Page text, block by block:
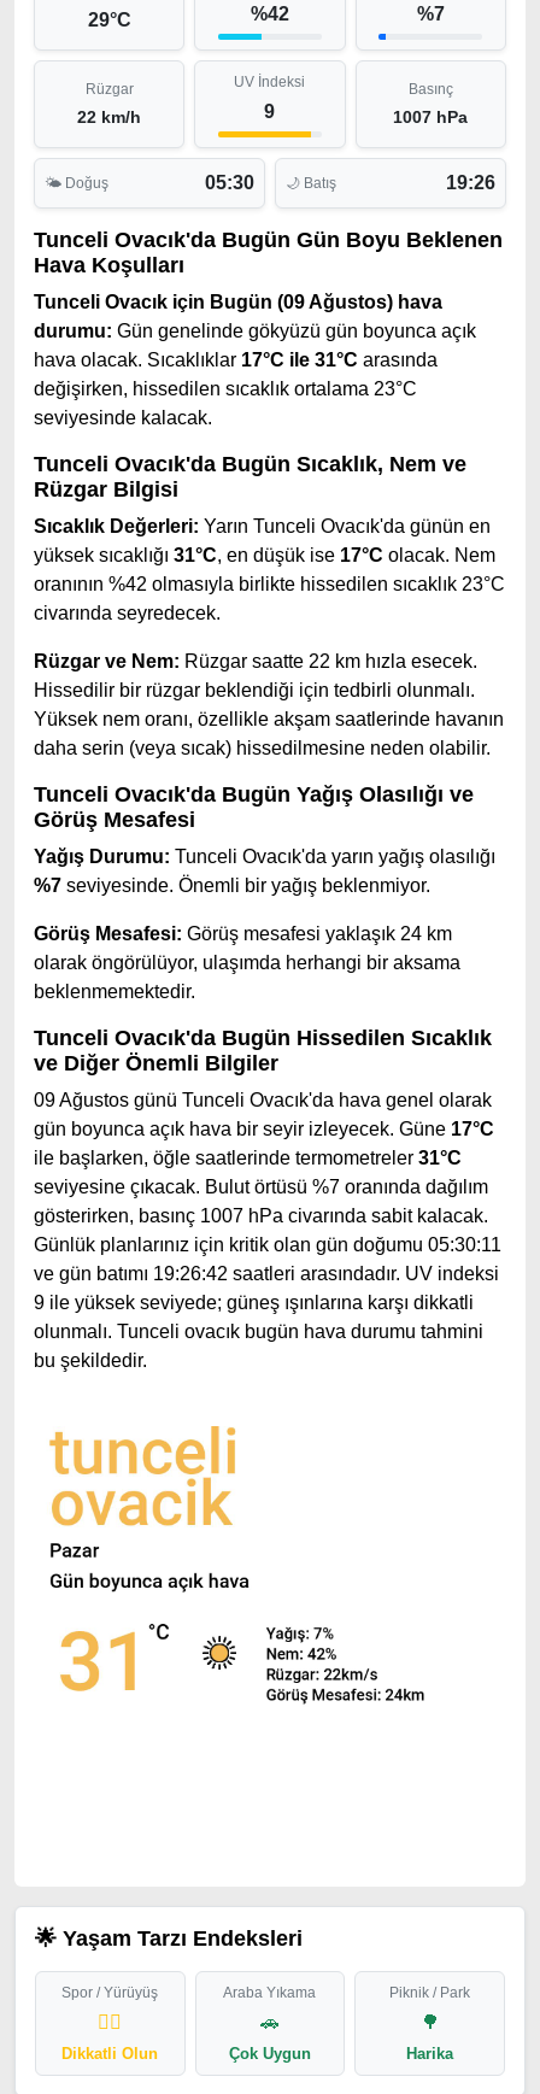
29°C %42 %7
Rüzgar
22 km/h
UV İndeksi
9
Basınç
1007 hPa
🌤 Doğuş 05:30 🌙 Batış 19:26
Tunceli Ovacık'da Bugün Gün Boyu Beklenen
Hava Koşulları
Tunceli Ovacık için Bugün (09 Ağustos) hava
durumu: Gün genelinde gökyüzü gün boyunca açık
hava olacak. Sıcaklıklar 17°C ile 31°C arasında
değişirken, hissedilen sıcaklık ortalama 23°C
seviyesinde kalacak.
Tunceli Ovacık'da Bugün Sıcaklık, Nem ve
Rüzgar Bilgisi
Sıcaklık Değerleri: Yarın Tunceli Ovacık'da günün en
yüksek sıcaklığı 31°C, en düşük ise 17°C olacak. Nem
oranının %42 olmasıyla birlikte hissedilen sıcaklık 23°C
civarında seyredecek.
Rüzgar ve Nem: Rüzgar saatte 22 km hızla esecek.
Hissedilir bir rüzgar beklendiği için tedbirli olunmalı.
Yüksek nem oranı, özellikle akşam saatlerinde havanın
daha serin (veya sıcak) hissedilmesine neden olabilir.
Tunceli Ovacık'da Bugün Yağış Olasılığı ve
Görüş Mesafesi
Yağış Durumu: Tunceli Ovacık'da yarın yağış olasılığı
%7 seviyesinde. Önemli bir yağış beklenmiyor.
Görüş Mesafesi: Görüş mesafesi yaklaşık 24 km
olarak öngörülüyor, ulaşımda herhangi bir aksama
beklenmemektedir.
Tunceli Ovacık'da Bugün Hissedilen Sıcaklık
ve Diğer Önemli Bilgiler
09 Ağustos günü Tunceli Ovacık'da hava genel olarak
gün boyunca açık hava bir seyir izleyecek. Güne 17°C
ile başlarken, öğle saatlerinde termometreler 31°C
seviyesine çıkacak. Bulut örtüsü %7 oranında dağılım
gösterirken, basınç 1007 hPa civarında sabit kalacak.
Günlük planlarınız için kritik olan gün doğumu 05:30:11
ve gün batımı 19:26:42 saatleri arasındadır. UV indeksi
9 ile yüksek seviyede; güneş ışınlarına karşı dikkatli
olunmalı. Tunceli ovacık bugün hava durumu tahmini
bu şekildedir.
🌟 Yaşam Tarzı Endeksleri
Spor / Yürüyüş
🏃‍♂️
Dikkatli Olun
Araba Yıkama
🚗
Çok Uygun
Piknik / Park
🌳
Harika